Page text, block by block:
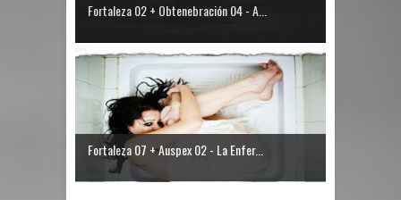
Fortaleza 02 + Obtenebración 04 - A...
Fortaleza 07 + Auspex 02 - La Enfer...